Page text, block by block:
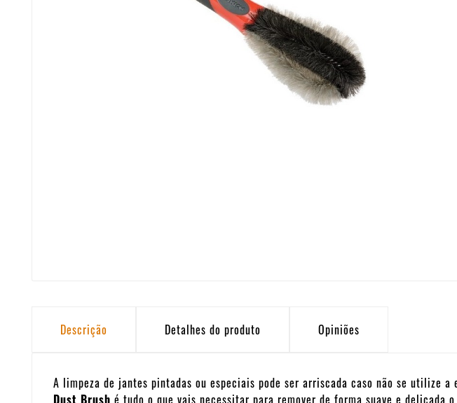
Descrição Detalhes do produto Opiniões
A limpeza de jantes pintadas ou especiais pode ser arriscada caso não se utilize
Dust Brush é tudo o que vais necessitar para remover de forma suave e delicada